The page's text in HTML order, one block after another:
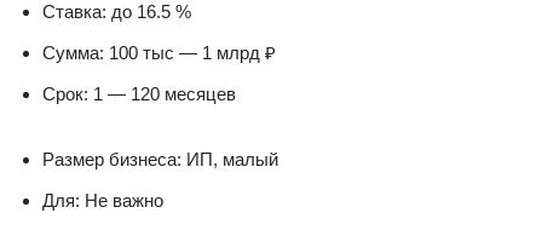
Ставка: до 16.5 %
Сумма: 100 тыс — 1 млрд ₽
Срок: 1 — 120 месяцев
Размер бизнеса: ИП, малый
Для: Не важно